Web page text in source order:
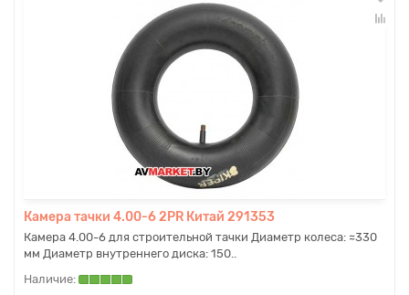
Камера тачки 4.00-6 2PR Китай 291353
Камера 4.00-6 для строительной тачки Диаметр колеса: ≈330
мм Диаметр внутреннего диска: 150..